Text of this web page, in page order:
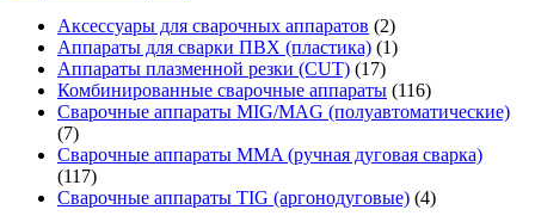
Аксессуары для сварочных аппаратов (2)
Аппараты для сварки ПВХ (пластика) (1)
Аппараты плазменной резки (CUT) (17)
Комбинированные сварочные аппараты (116)
Сварочные аппараты MIG/MAG (полуавтоматические)
(7)
Сварочные аппараты MMA (ручная дуговая сварка)
(117)
Сварочные аппараты TIG (аргонодуговые) (4)